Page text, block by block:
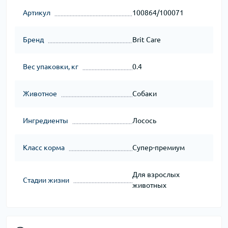
Артикул 100864/100071
Бренд Brit Care
Вес упаковки, кг 0.4
Животное Собаки
Ингредиенты Лосось
Класс корма Супер-премиум
Стадии жизни
Для взрослых
животных